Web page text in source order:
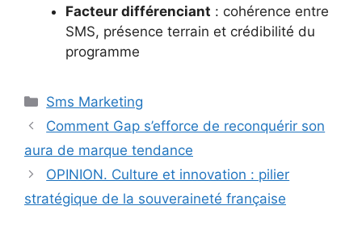
Facteur différenciant : cohérence entre
SMS, présence terrain et crédibilité du
programme
Catégories
Sms Marketing
Comment Gap s’efforce de reconquérir son
aura de marque tendance
OPINION. Culture et innovation : pilier
stratégique de la souveraineté française